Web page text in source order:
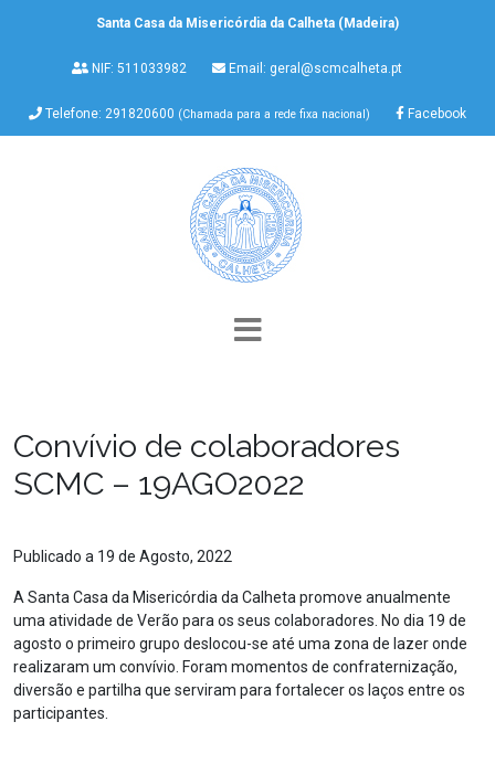
Santa Casa da Misericórdia da Calheta (Madeira)
NIF: 511033982 Email: geral@scmcalheta.pt
Telefone: 291820600 (Chamada para a rede fixa nacional) Facebook
Convívio de colaboradores
SCMC – 19AGO2022
Publicado a 19 de Agosto, 2022
A Santa Casa da Misericórdia da Calheta promove anualmente
uma atividade de Verão para os seus colaboradores. No dia 19 de
agosto o primeiro grupo deslocou-se até uma zona de lazer onde
realizaram um convívio. Foram momentos de confraternização,
diversão e partilha que serviram para fortalecer os laços entre os
participantes.